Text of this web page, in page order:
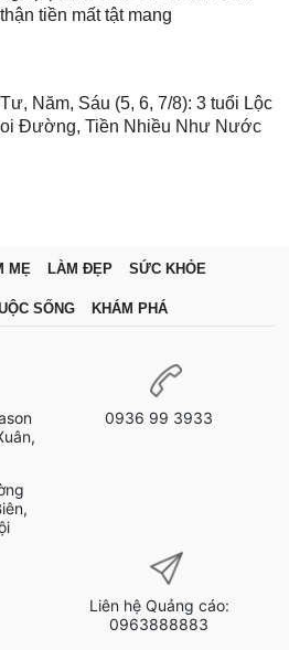
tiền mất tật mang
Năm, Sáu (5, 6, 7/8): 3 tuổi Lộc
Đường, Tiền Nhiều Như Nước
MẸ LÀM ĐẸP SỨC KHỎE
SỐNG KHÁM PHÁ
0936 99 3933
Liên hệ Quảng cáo:
0963888883